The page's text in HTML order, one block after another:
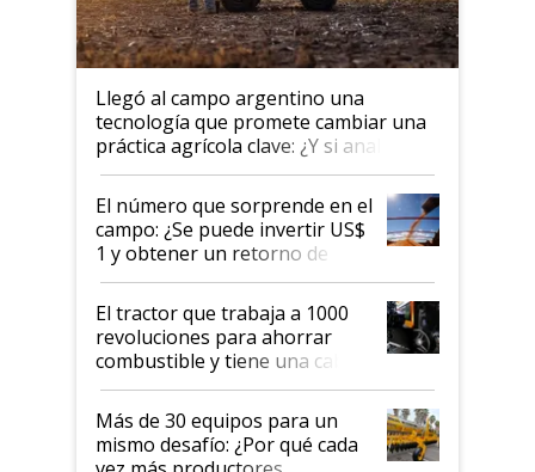
Llegó al campo argentino una
tecnología que promete cambiar una
práctica agrícola clave: ¿Y si analizar
el suelo fuera tan simple como
apretar un botón?
El número que sorprende en el
campo: ¿Se puede invertir US$
1 y obtener un retorno de
hasta US$ 10 en agricultura?
El tractor que trabaja a 1000
revoluciones para ahorrar
combustible y tiene una cabina
que parece una computadora:
lo último en el mundo,
disponible en Argentina
Más de 30 equipos para un
mismo desafío: ¿Por qué cada